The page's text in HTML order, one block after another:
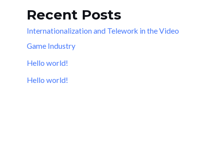
Recent Posts
Internationalization and Telework in the Video
Game Industry
Hello world!
Hello world!